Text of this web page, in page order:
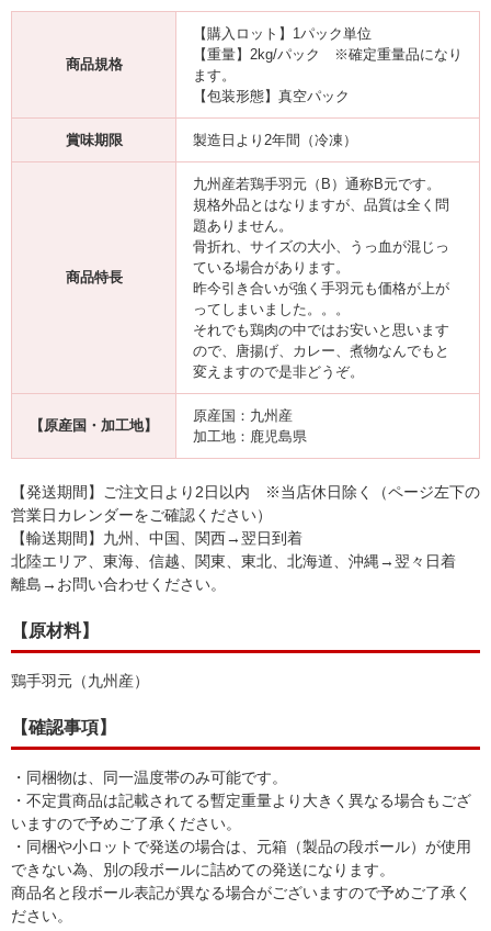
商品規格
【購入ロット】1パック単位
【重量】2kg/パック ※確定重量品になり
ます。
【包装形態】真空パック
賞味期限 製造日より2年間（冷凍）
商品特長
九州産若鶏手羽元（B）通称B元です。
規格外品とはなりますが、品質は全く問
題ありません。
骨折れ、サイズの大小、うっ血が混じっ
ている場合があります。
昨今引き合いが強く手羽元も価格が上が
ってしまいました。。。
それでも鶏肉の中ではお安いと思います
ので、唐揚げ、カレー、煮物なんでもと
変えますので是非どうぞ。
【原産国・加工地】
原産国：九州産
加工地：鹿児島県
【発送期間】ご注文日より2日以内 ※当店休日除く（ページ左下の
営業日カレンダーをご確認ください）
【輸送期間】九州、中国、関西→翌日到着
北陸エリア、東海、信越、関東、東北、北海道、沖縄→翌々日着
離島→お問い合わせください。
【原材料】
鶏手羽元（九州産）
【確認事項】
・同梱物は、同一温度帯のみ可能です。
・不定貫商品は記載されてる暫定重量より大きく異なる場合もござ
いますので予めご了承ください。
・同梱や小ロットで発送の場合は、元箱（製品の段ボール）が使用
できない為、別の段ボールに詰めての発送になります。
商品名と段ボール表記が異なる場合がございますので予めご了承く
ださい。